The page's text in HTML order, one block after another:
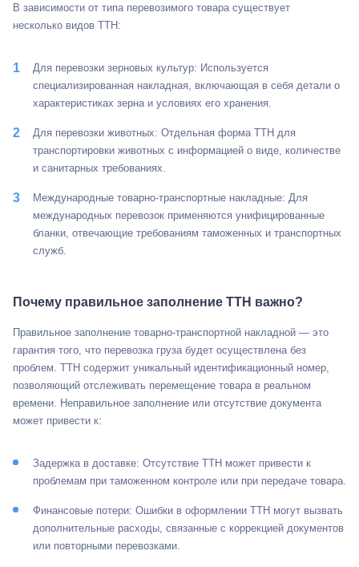
В зависимости от типа перевозимого товара существует
несколько видов ТТН:
Для перевозки зерновых культур: Используется
специализированная накладная, включающая в себя детали о
характеристиках зерна и условиях его хранения.
Для перевозки животных: Отдельная форма ТТН для
транспортировки животных с информацией о виде, количестве
и санитарных требованиях.
Международные товарно-транспортные накладные: Для
международных перевозок применяются унифицированные
бланки, отвечающие требованиям таможенных и транспортных
служб.
Почему правильное заполнение ТТН важно?
Правильное заполнение товарно-транспортной накладной — это
гарантия того, что перевозка груза будет осуществлена ​​без
проблем. ТТН содержит уникальный идентификационный номер,
позволяющий отслеживать перемещение товара в реальном
времени. Неправильное заполнение или отсутствие документа
может привести к:
Задержка в доставке: Отсутствие ТТН может привести к
проблемам при таможенном контроле или при передаче товара.
Финансовые потери: Ошибки в оформлении ТТН могут вызвать
дополнительные расходы, связанные с коррекцией документов
или повторными перевозками.